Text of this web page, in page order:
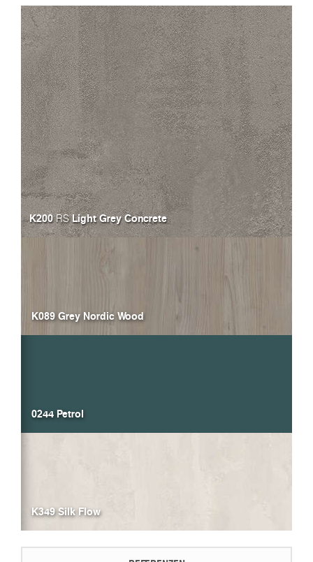
K200RSLight Grey Concrete
K089 Grey Nordic Wood
0244 Petrol
K349 Silk Flow